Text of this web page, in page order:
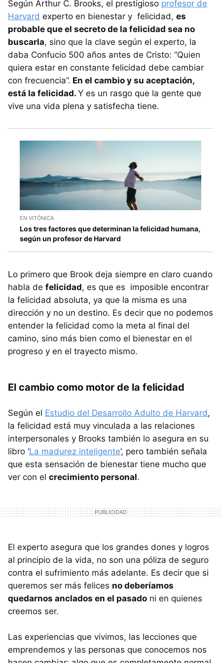
Según Arthur C. Brooks, el prestigioso profesor de
Harvard experto en bienestar y felicidad, es
probable que el secreto de la felicidad sea no
buscarla, sino que la clave según el experto, la
daba Confucio 500 años antes de Cristo: “Quien
quiera estar en constante felicidad debe cambiar
con frecuencia”. En el cambio y su aceptación,
está la felicidad. Y es un rasgo que la gente que
vive una vida plena y satisfecha tiene.
EN VITÓNICA
Los tres factores que determinan la felicidad humana,
según un profesor de Harvard
Lo primero que Brook deja siempre en claro cuando
habla de felicidad, es que es imposible encontrar
la felicidad absoluta, ya que la misma es una
dirección y no un destino. Es decir que no podemos
entender la felicidad como la meta al final del
camino, sino más bien como el bienestar en el
progreso y en el trayecto mismo.
El cambio como motor de la felicidad
Según el Estudio del Desarrollo Adulto de Harvard,
la felicidad está muy vinculada a las relaciones
interpersonales y Brooks también lo asegura en su
libro ‘La madurez inteligente’, pero también señala
que esta sensación de bienestar tiene mucho que
ver con el crecimiento personal.
El experto asegura que los grandes dones y logros
al principio de la vida, no son una póliza de seguro
contra el sufrimiento más adelante. Es decir que si
queremos ser más felices no deberíamos
quedarnos anclados en el pasado ni en quienes
creemos ser.
Las experiencias que vivimos, las lecciones que
emprendemos y las personas que conocemos nos